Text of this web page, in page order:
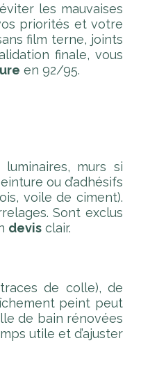
les mauvaises
priorités et votre
film terne, joints
finale, vous
en 92/95.
murs si
ou d’adhésifs
voile de ciment).
Sont exclus
devis clair.
de colle), de
peint peut
de bain rénovées
utile et d’ajuster